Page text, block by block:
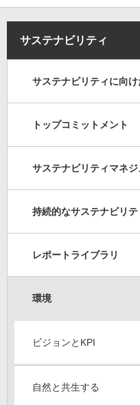
サステナビリティ
サステナビリティに向
トップコミットメント
サステナビリティマネジ
持続的なサステナビリ
レポートライブラリ
環境
ビジョンとKPI
自然と共生する